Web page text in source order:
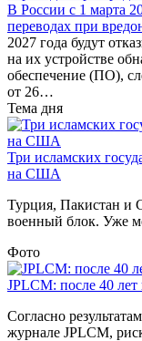
В России с 1 марта
переводах при
2027 года будут
на их устройстве
обеспечение (ПО),
от 26…
Тема дня
Три исламских
на США
Турция, Пакистан и
военный блок. Уже
Фото
JPLCM: после 40
Согласно
журнале JPLCM,